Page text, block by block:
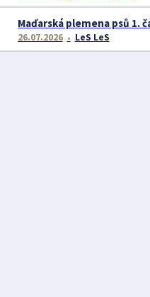
26.07.2026 LeS LeS